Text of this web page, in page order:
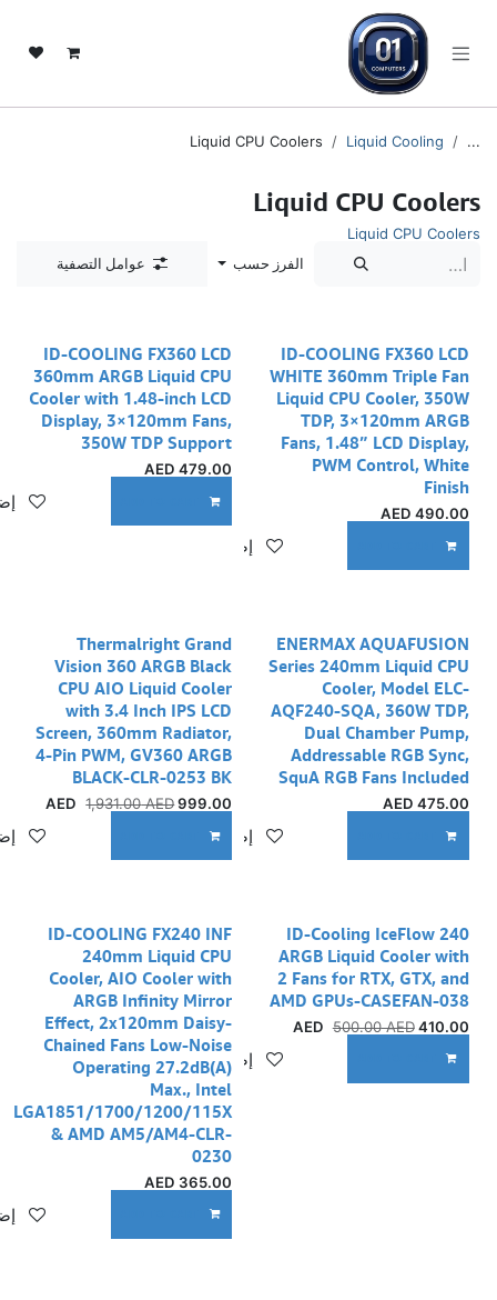
...
Liquid Cooling
Liquid CPU Coolers
Liquid CPU Coolers
Liquid CPU Coolers
الفرز حسب
عوامل التصفية
ID-COOLING FX360 LCD
WHITE 360mm Triple Fan
Liquid CPU Cooler, 350W
TDP, 3×120mm ARGB
Fans, 1.48” LCD Display,
PWM Control, White
Finish
490.00
إضافة إلى قائمة الأمنيات
ID-COOLING FX360 LCD
360mm ARGB Liquid CPU
Cooler with 1.48-inch LCD
Display, 3×120mm Fans,
350W TDP Support
479.00
AED
ENERMAX AQUAFUSION
Series 240mm Liquid CPU
Cooler, Model ELC-
AQF240-SQA, 360W TDP,
Dual Chamber Pump,
Addressable RGB Sync,
SquA RGB Fans Included
475.00
إضافة إلى قائمة الأمنيات
Thermalright Grand
Vision 360 ARGB Black
CPU AIO Liquid Cooler
with 3.4 Inch IPS LCD
Screen, 360mm Radiator,
4-Pin PWM, GV360 ARGB
BLACK-CLR-0253 BK
999.00
AED
1,931.00AED
ID-Cooling IceFlow 240
ARGB Liquid Cooler with
2 Fans for RTX, GTX, and
AMD GPUs-CASEFAN-038
410.00
AED
500.00AED
إضافة إلى قائمة الأمنيات
ID-COOLING FX240 INF
240mm Liquid CPU
Cooler, AIO Cooler with
ARGB Infinity Mirror
Effect, 2x120mm Daisy-
Chained Fans Low-Noise
Operating 27.2dB(A)
Max., Intel
LGA1851/1700/1200/115X
& AMD AM5/AM4-CLR-
0230
365.00